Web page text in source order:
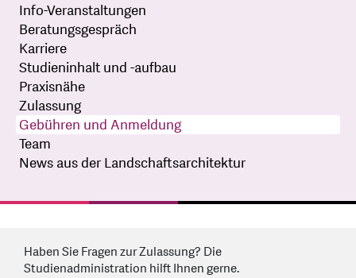
Info-Veranstaltungen
Beratungsgespräch
Karriere
Studieninhalt und -aufbau
Praxisnähe
Zulassung
Gebühren und Anmeldung
Team
News aus der Landschaftsarchitektur
Haben Sie Fragen zur Zulassung? Die
Studienadministration hilft Ihnen gerne.